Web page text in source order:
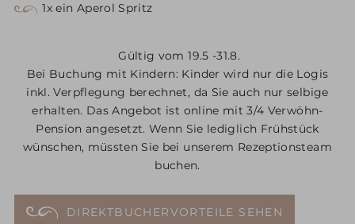
1x ein Aperol Spritz
Gültig vom 19.5 -31.8.
Bei Buchung mit Kindern: Kinder wird nur die Logis
inkl. Verpflegung berechnet, da Sie auch nur selbige
erhalten. Das Angebot ist online mit 3/4 Verwöhn-
Pension angesetzt. Wenn Sie lediglich Frühstück
wünschen, müssten Sie bei unserem Rezeptionsteam
buchen.
DIREKTBUCHERVORTEILE SEHEN